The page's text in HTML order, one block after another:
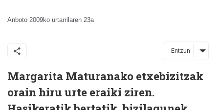
Anboto 2009ko urtarrilaren 23a
Entzun
Margarita Maturanako etxebizitzak
orain hiru urte eraiki ziren.